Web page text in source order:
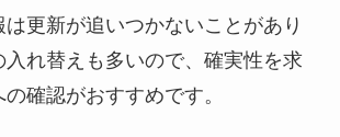
更新が追いつかないことがあり
入れ替えも多いので、確実性を求
確認がおすすめです。